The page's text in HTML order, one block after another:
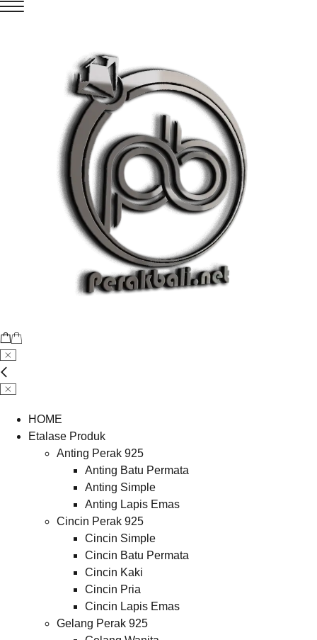
HOME
Etalase Produk
Anting Perak 925
Anting Batu Permata
Anting Simple
Anting Lapis Emas
Cincin Perak 925
Cincin Simple
Cincin Batu Permata
Cincin Kaki
Cincin Pria
Cincin Lapis Emas
Gelang Perak 925